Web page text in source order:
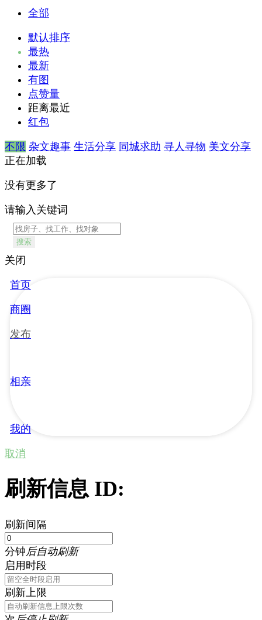
全部
默认排序
最热
最新
有图
点赞量
距离最近
红包
不限 杂文趣事 生活分享 同城求助 寻人寻物 美文分享
正在加载
没有更多了
请输入关键词
搜索
关闭
首页
商圈
发布
相亲
我的
取消
刷新信息 ID:
刷新间隔
分钟后自动刷新
启用时段
刷新上限